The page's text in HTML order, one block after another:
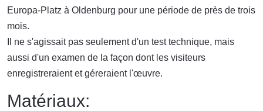
Europa-Platz à Oldenburg pour une période de près de trois
mois.
Il ne s'agissait pas seulement d'un test technique, mais
aussi d'un examen de la façon dont les visiteurs
enregistreraient et géreraient l'œuvre.
Matériaux: